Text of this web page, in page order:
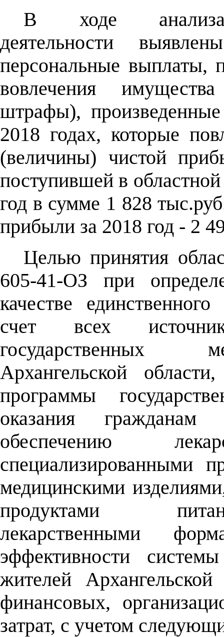
В ходе анализа
деятельности
персональные выплаты,
вовлечения
штрафы),
2018 годах, которые
(величины) чистой
поступившей в
год в сумме 1 828
прибыли за 2018 год - 2
Целью принятия
605-41-ОЗ при
качестве
счет всех
государственных
Архангельской
программы
оказания
обеспечению
специализированными
медицинскими
продуктами
лекарственными
эффективности
жителей
финансовых,
затрат, с учетом